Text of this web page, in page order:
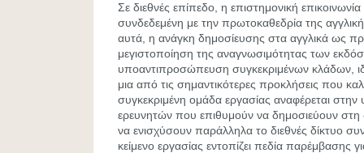
Σε διεθνές επίπεδο, η επιστημονική επικοινωνία
συνδεδεμένη με την πρωτοκαθεδρία της
αυτά, η ανάγκη δημοσίευσης στα αγγλικά ως
μεγιστοποίηση της αναγνωσιμότητας των
υποαντιπροσώπευση συγκεκριμένων κλάδων,
μια από τις σημαντικότερες προκλήσεις που
συγκεκριμένη ομάδα εργασίας αναφέρεται
ερευνητών που επιθυμούν να δημοσιεύουν στη
να ενισχύσουν παράλληλα το διεθνές δίκτυο
κείμενο εργασίας εντοπίζει πεδία παρέμβασης